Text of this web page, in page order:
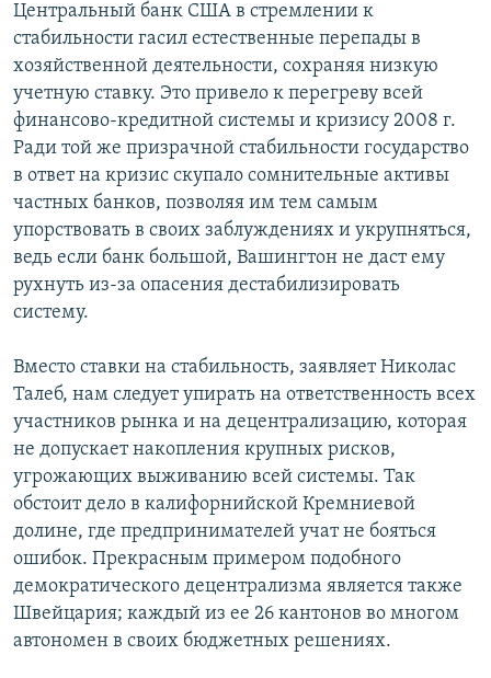
Центральный банк США в стремлении к
стабильности гасил естественные перепады в
хозяйственной деятельности, сохраняя низкую
учетную ставку. Это привело к перегреву всей
финансово-кредитной системы и кризису 2008 г.
Ради той же призрачной стабильности государство
в ответ на кризис скупало сомнительные активы
частных банков, позволяя им тем самым
упорствовать в своих заблуждениях и укрупняться,
ведь если банк большой, Вашингтон не даст ему
рухнуть из-за опасения дестабилизировать
систему.
Вместо ставки на стабильность, заявляет Николас
Талеб, нам следует упирать на ответственность всех
участников рынка и на децентрализацию, которая
не допускает накопления крупных рисков,
угрожающих выживанию всей системы. Так
обстоит дело в калифорнийской Кремниевой
долине, где предпринимателей учат не бояться
ошибок. Прекрасным примером подобного
демократического децентрализма является также
Швейцария; каждый из ее 26 кантонов во многом
автономен в своих бюджетных решениях.